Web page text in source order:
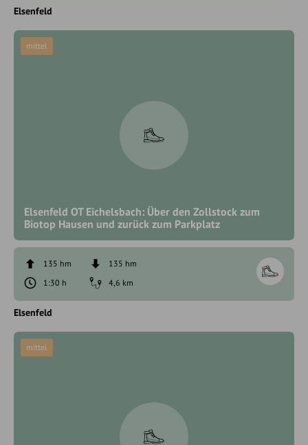
Elsenfeld
Elsenfeld OT Eichelsbach: Über den Zollstock zum
Biotop Hausen und zurück zum Parkplatz
mittel
135 hm
135 hm
1:30 h
4,6 km
Elsenfeld
mittel